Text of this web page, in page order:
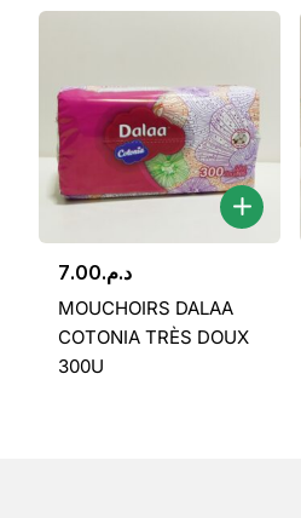
د.م.7.00
MOUCHOIRS DALAA
COTONIA TRÈS DOUX
300U